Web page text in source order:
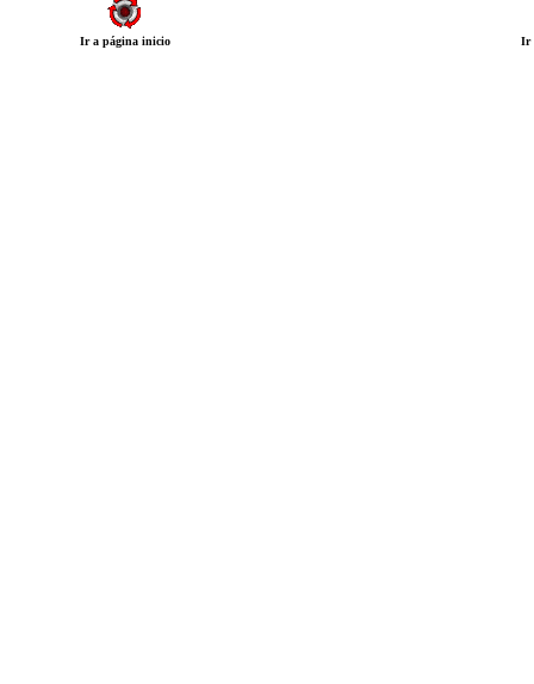
Ir a página inicio Ir